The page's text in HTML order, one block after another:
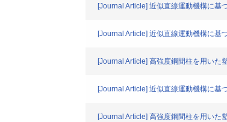
[Journal Article] 近似直線運動機構に基
[Journal Article] 近似直線運動機構に基
[Journal Article] 高強度鋼間柱を用いた
[Journal Article] 近似直線運動機構に基
[Journal Article] 高強度鋼間柱を用いた